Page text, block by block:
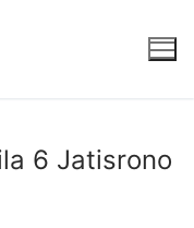
6 Jatisrono